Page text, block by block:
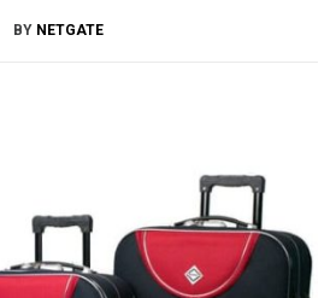
BY NETGATE